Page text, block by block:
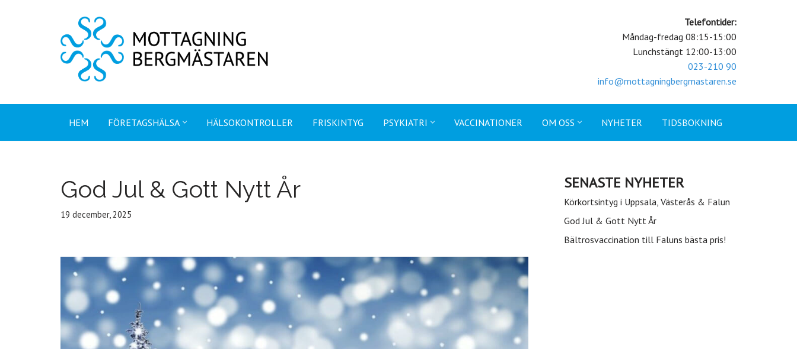
Telefontider:
Måndag-fredag 08:15-15:00
Lunchstängt 12:00-13:00
023-210 90
info@mottagningbergmastaren.se
HEM FÖRETAGSHÄLSA HÄLSOKONTROLLER FRISKINTYG PSYKIATRI VACCINATIONER OM OSS NYHETER TIDSBOKNING
God Jul & Gott Nytt År
19 december, 2025
SENASTE NYHETER
Körkortsintyg i Uppsala, Västerås & Falun
God Jul & Gott Nytt År
Bältrosvaccination till Faluns bästa pris!